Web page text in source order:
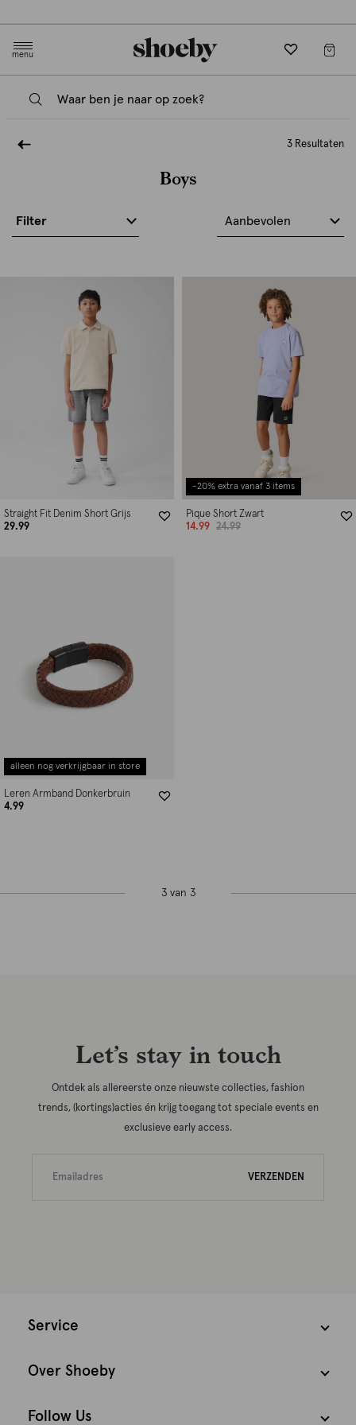
menu
3 Resultaten
Boys
Filter Aanbevolen
Straight Fit Denim Short Grijs
29.99
-20% extra vanaf 3 items
Pique Short Zwart
14.99
24.99
alleen nog verkrijgbaar in store
Leren Armband Donkerbruin
4.99
3 van 3
Let’s stay in touch
Ontdek als allereerste onze nieuwste collecties, fashion
trends, (kortings)acties én krijg toegang tot speciale events en
exclusieve early access.
VERZENDEN
Service
Over Shoeby
Follow Us